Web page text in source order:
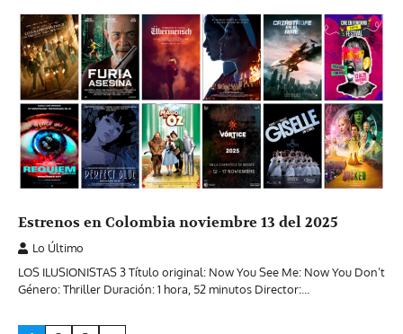
Estrenos en Colombia noviembre 13 del 2025
Lo Último
LOS ILUSIONISTAS 3 Título original: Now You See Me: Now You Don’t
Género: Thriller Duración: 1 hora, 52 minutos Director:…